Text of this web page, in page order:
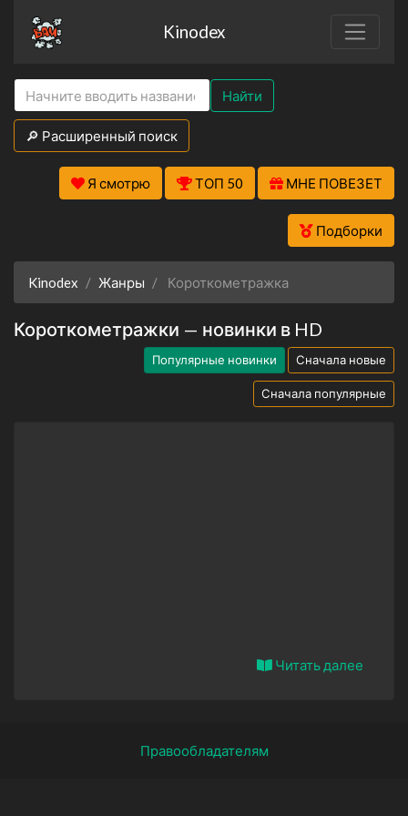
Kinodex
Найти
🔎 Расширенный поиск
Я смотрю ТОП 50 МНЕ ПОВЕЗЕТ
Подборки
Kinodex Жанры Короткометражка
Короткометражки — новинки в HD
Популярные новинки Сначала новые
Сначала популярные
Читать далее
Правообладателям